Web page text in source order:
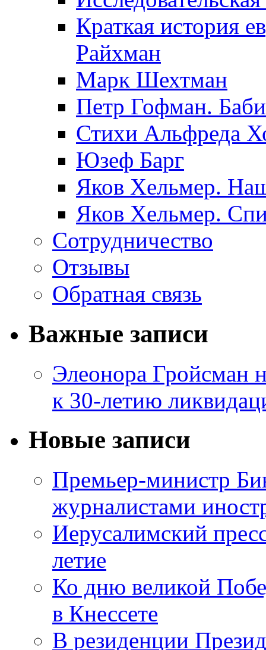
Краткая история
Райхман
Марк Шехтман
Петр Гофман.
Стихи Альфреда
Юзеф Барг
Яков Хельмер.
Яков Хельмер.
Сотрудничество
Отзывы
Обратная связь
Важные записи
Элеонора Гройсман
к 30-летию
Новые записи
Премьер-министр
журналистами
Иерусалимский
летие
Ко дню великой
в Кнессете
В резиденции